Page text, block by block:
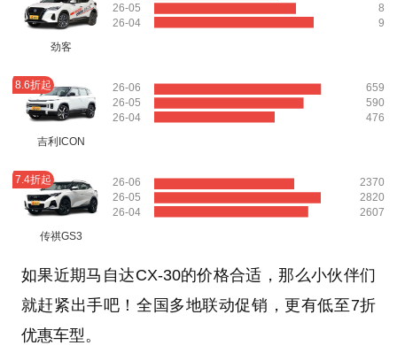
劲客
26-05
26-04
8
9
8.6折起
吉利ICON
26-06
26-05
26-04
659
590
476
7.4折起
传祺GS3
26-06
26-05
26-04
2370
2820
2607
如果近期马自达CX-30的价格合适，那么小伙伴们
就赶紧出手吧！全国多地联动促销，更有低至7折
优惠车型。